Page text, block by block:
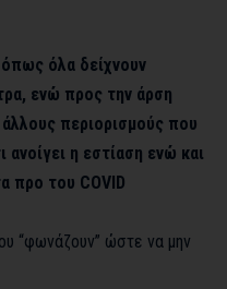
όλα δείχνουν
ενώ προς την άρση
περιορισμούς που
ανοίγει η εστίαση ενώ και
προ του COVID
“φωνάζουν” ώστε να μην